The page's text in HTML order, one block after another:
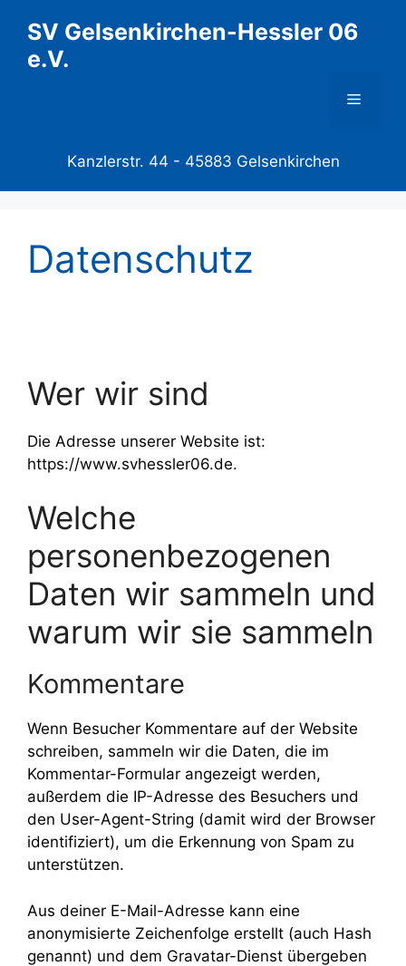
Inhalt
springen
SV Gelsenkirchen-Hessler 06
e.V.
Menü
Kanzlerstr. 44 - 45883 Gelsenkirchen
Datenschutz
Wer wir sind
Die Adresse unserer Website ist:
https://www.svhessler06.de.
Welche
personenbezogenen
Daten wir sammeln und
warum wir sie sammeln
Kommentare
Wenn Besucher Kommentare auf der Website
schreiben, sammeln wir die Daten, die im
Kommentar-Formular angezeigt werden,
außerdem die IP-Adresse des Besuchers und
den User-Agent-String (damit wird der Browser
identifiziert), um die Erkennung von Spam zu
unterstützen.
Aus deiner E-Mail-Adresse kann eine
anonymisierte Zeichenfolge erstellt (auch Hash
genannt) und dem Gravatar-Dienst übergeben